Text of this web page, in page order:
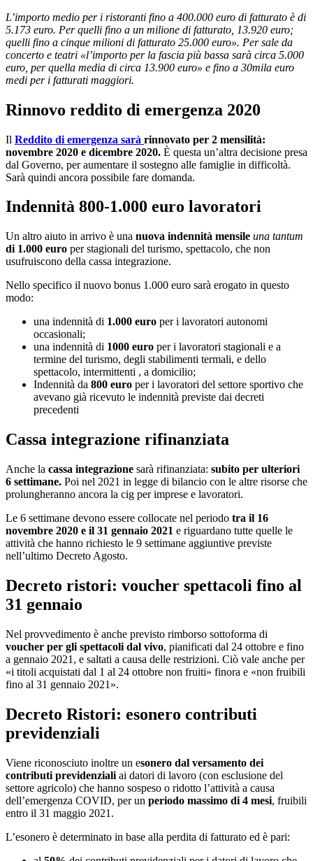
L’importo medio per i ristoranti fino a 400.000 euro di fatturato è di
5.173 euro. Per quelli fino a un milione di fatturato, 13.920 euro;
quelli fino a cinque milioni di fatturato 25.000 euro». Per sale da
concerto e teatri «l’importo per la fascia più bassa sarà circa 5.000
euro, per quella media di circa 13.900 euro» e fino a 30mila euro
medi per i fatturati maggiori.
Rinnovo reddito di emergenza 2020
Il Reddito di emergenza sarà rinnovato per 2 mensilità:
novembre 2020 e dicembre 2020. È questa un’altra decisione presa
dal Governo, per aumentare il sostegno alle famiglie in difficoltà.
Sarà quindi ancora possibile fare domanda.
Indennità 800-1.000 euro lavoratori
Un altro aiuto in arrivo è una nuova indennità mensile una tantum
di 1.000 euro per stagionali del turismo, spettacolo, che non
usufruiscono della cassa integrazione.
Nello specifico il nuovo bonus 1.000 euro sarà erogato in questo
modo:
una indennità di 1.000 euro per i lavoratori autonomi
occasionali;
una indennità di 1000 euro per i lavoratori stagionali e a
termine del turismo, degli stabilimenti termali, e dello
spettacolo, intermittenti , a domicilio;
Indennità da 800 euro per i lavoratori del settore sportivo che
avevano già ricevuto le indennità previste dai decreti
precedenti
Cassa integrazione rifinanziata
Anche la cassa integrazione sarà rifinanziata: subito per ulteriori
6 settimane. Poi nel 2021 in legge di bilancio con le altre risorse che
prolungheranno ancora la cig per imprese e lavoratori.
Le 6 settimane devono essere collocate nel periodo tra il 16
novembre 2020 e il 31 gennaio 2021 e riguardano tutte quelle le
attività che hanno richiesto le 9 settimane aggiuntive previste
nell’ultimo Decreto Agosto.
Decreto ristori: voucher spettacoli fino al
31 gennaio
Nel provvedimento è anche previsto rimborso sottoforma di
voucher per gli spettacoli dal vivo, pianificati dal 24 ottobre e fino
a gennaio 2021, e saltati a causa delle restrizioni. Ciò vale anche per
«i titoli acquistati dal 1 al 24 ottobre non fruiti» finora e «non fruibili
fino al 31 gennaio 2021».
Decreto Ristori: esonero contributi
previdenziali
Viene riconosciuto inoltre un esonero dal versamento dei
contributi previdenziali ai datori di lavoro (con esclusione del
settore agricolo) che hanno sospeso o ridotto l’attività a causa
dell’emergenza COVID, per un periodo massimo di 4 mesi, fruibili
entro il 31 maggio 2021.
L’esonero è determinato in base alla perdita di fatturato ed è pari: